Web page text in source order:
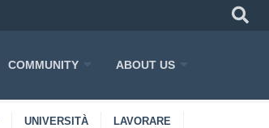
COMMUNITY ABOUT US
UNIVERSITÀ LAVORARE